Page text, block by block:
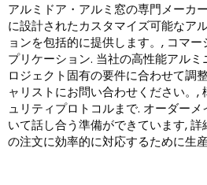
アルミドア・アルミ窓の専門メーカ
に設計されたカスタマイズ可能なア
ョンを包括的に提供します。, コマ
プリケーション. 当社の高性能アル
ロジェクト固有の要件に合わせて調
ャリストにお問い合わせください。,
ュリティプロトコルまで. オーダー
いて話し合う準備ができています,
の注文に効率的に対応するために生